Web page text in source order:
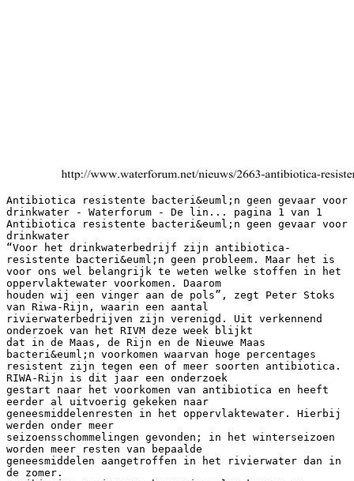
Antibiotica resistente bacteri&euml;n geen gevaar voor
drinkwater - Waterforum - De lin... pagina 1 van 1
Antibiotica resistente bacteri&euml;n geen gevaar voor
drinkwater
“Voor het drinkwaterbedrijf zijn antibiotica-
resistente bacteri&euml;n geen probleem. Maar het is
voor ons wel belangrijk te weten welke stoffen in het
oppervlaktewater voorkomen. Daarom
houden wij een vinger aan de pols”, zegt Peter Stoks
van Riwa-Rijn, waarin een aantal
rivierwaterbedrijven zijn verenigd. Uit verkennend
onderzoek van het RIVM deze week blijkt
dat in de Maas, de Rijn en de Nieuwe Maas
bacteri&euml;n voorkomen waarvan hoge percentages
resistent zijn tegen een of meer soorten antibiotica.
RIWA-Rijn is dit jaar een onderzoek
gestart naar het voorkomen van antibiotica en heeft
eerder al uitvoerig gekeken naar
geneesmiddelenresten in het oppervlaktewater. Hierbij
werden onder meer
seizoensschommelingen gevonden; in het winterseizoen
worden meer resten van bepaalde
geneesmiddelen aangetroffen in het rivierwater dan in
de zomer.